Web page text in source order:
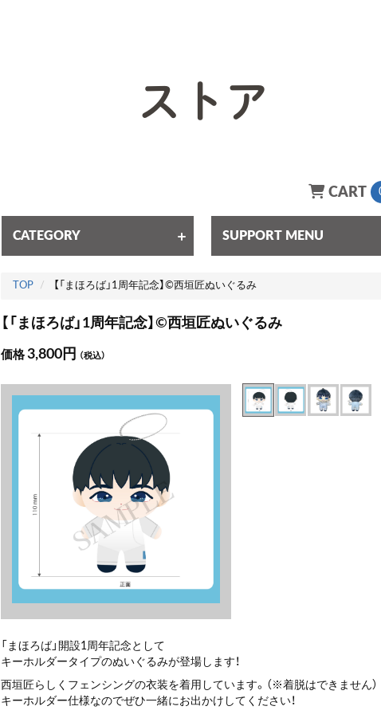
ストア
CART
CATEGORY SUPPORT MENU
TOP 【「まほろば」1周年記念】©西垣匠ぬいぐるみ
【「まほろば」1周年記念】©西垣匠ぬいぐるみ
価格 3,800円 （税込）
「まほろば」開設1周年記念として
キーホルダータイプのぬいぐるみが登場します！
西垣匠らしくフェンシングの衣装を着用しています。（※着脱はできません）
キーホルダー仕様なのでぜひ一緒にお出かけしてください！